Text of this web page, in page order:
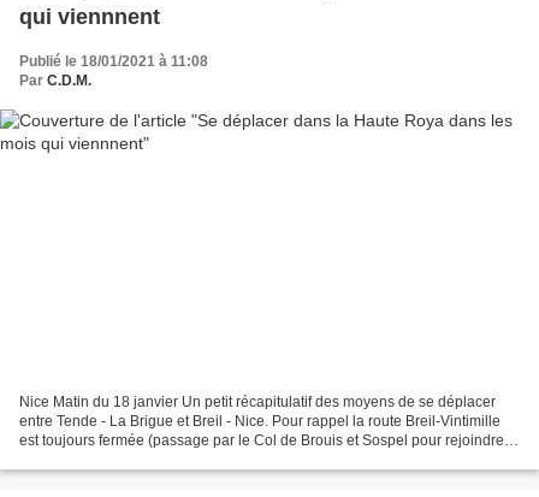
qui viennnent
Publié le 18/01/2021 à 11:08
Par C.D.M.
Nice Matin du 18 janvier Un petit récapitulatif des moyens de se déplacer
entre Tende - La Brigue et Breil - Nice. Pour rappel la route Breil-Vintimille
est toujours fermée (passage par le Col de Brouis et Sospel pour rejoindre